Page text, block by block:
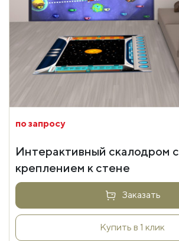
по запросу
Интерактивный скалодром с
креплением к стене
Заказать
Купить в 1 клик